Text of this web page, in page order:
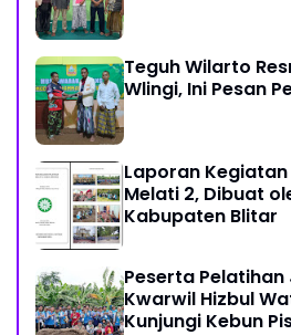
Teguh Wilarto
Wlingi, Ini Pesan
Laporan
Melati 2, Dibuat
Kabupaten Blitar
Peserta
Kwarwil Hizbul
Kunjungi Kebun